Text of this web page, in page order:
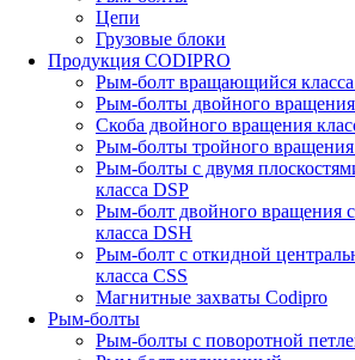
Цепи
Грузовые блоки
Продукция CODIPRO
Рым-болт вращающийся
Рым-болты двойного вращения
Скоба двойного вращения
Рым-болты тройного вращения
Рым-болты с двумя
класса DSP
Рым-болт двойного вращения
класса DSH
Рым-болт с откидной
класса CSS
Магнитные захваты Codipro
Рым-болты
Рым-болты с поворотной